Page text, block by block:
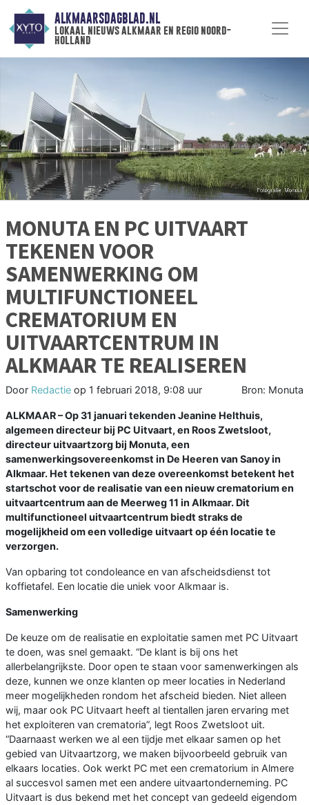
ALKMAARSDAGBLAD.NL
lokaal nieuws alkmaar en regio noord-
holland
MONUTA EN PC UITVAART
TEKENEN VOOR
SAMENWERKING OM
MULTIFUNCTIONEEL
CREMATORIUM EN
UITVAARTCENTRUM IN
ALKMAAR TE REALISEREN
Door Redactie op 1 februari 2018, 9:08 uur Bron: Monuta
ALKMAAR – Op 31 januari tekenden Jeanine Helthuis,
algemeen directeur bij PC Uitvaart, en Roos Zwetsloot,
directeur uitvaartzorg bij Monuta, een
samenwerkingsovereenkomst in De Heeren van Sanoy in
Alkmaar. Het tekenen van deze overeenkomst betekent het
startschot voor de realisatie van een nieuw crematorium en
uitvaartcentrum aan de Meerweg 11 in Alkmaar. Dit
multifunctioneel uitvaartcentrum biedt straks de
mogelijkheid om een volledige uitvaart op één locatie te
verzorgen.
Van opbaring tot condoleance en van afscheidsdienst tot
koffietafel. Een locatie die uniek voor Alkmaar is.
Samenwerking
De keuze om de realisatie en exploitatie samen met PC Uitvaart
te doen, was snel gemaakt. “De klant is bij ons het
allerbelangrijkste. Door open te staan voor samenwerkingen als
deze, kunnen we onze klanten op meer locaties in Nederland
meer mogelijkheden rondom het afscheid bieden. Niet alleen
wij, maar ook PC Uitvaart heeft al tientallen jaren ervaring met
het exploiteren van crematoria”, legt Roos Zwetsloot uit.
“Daarnaast werken we al een tijdje met elkaar samen op het
gebied van Uitvaartzorg, we maken bijvoorbeeld gebruik van
elkaars locaties. Ook werkt PC met een crematorium in Almere
al succesvol samen met een andere uitvaartonderneming. PC
Uitvaart is dus bekend met het concept van gedeeld eigendom